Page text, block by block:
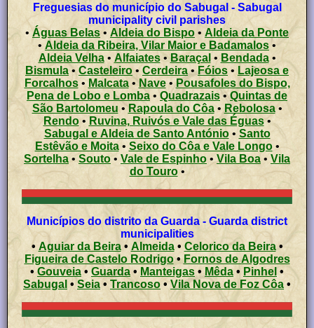
Freguesias do município do Sabugal - Sabugal
municipality civil parishes
•Águas Belas • Aldeia do Bispo • Aldeia da Ponte
• Aldeia da Ribeira, Vilar Maior e Badamalos •
Aldeia Velha • Alfaiates• Baraçal • Bendada•
Bismula• Casteleiro• Cerdeira•Fóios • Lajeosa e
Forcalhos • Malcata• Nave•Pousafoles do Bispo,
Pena de Lobo e Lomba • Quadrazais•Quintas de
São Bartolomeu • Rapoula do Côa• Rebolosa•
Rendo• Ruvina, Ruivós e Vale das Éguas•
Sabugal e Aldeia de Santo António• Santo
Estêvão e Moita• Seixo do Côa e Vale Longo•
Sortelha • Souto• Vale de Espinho • Vila Boa • Vila
do Touro•
Municípios do distrito da Guarda - Guarda district
municipalities
• Aguiar da Beira• Almeida• Celorico da Beira•
Figueira de Castelo Rodrigo•Fornos de Algodres
•Gouveia • Guarda • Manteigas • Mêda • Pinhel •
Sabugal •Seia • Trancoso •Vila Nova de Foz Côa •